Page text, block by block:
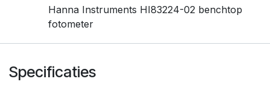
Hanna Instruments HI83224-02 benchtop
fotometer
Specificaties